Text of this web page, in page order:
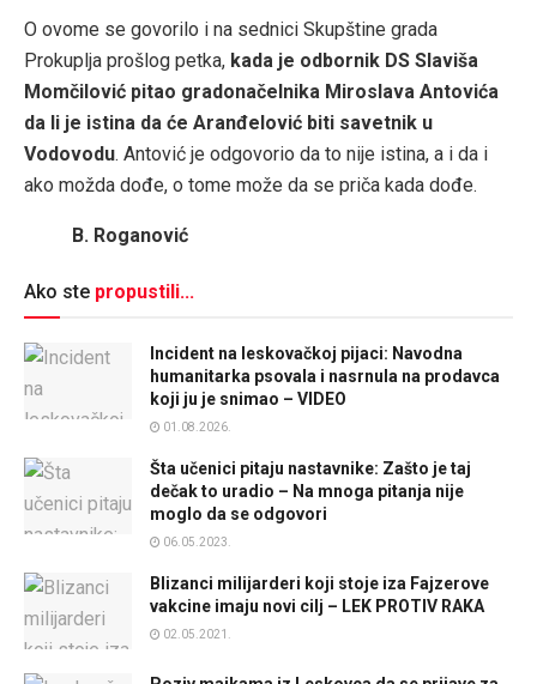
O ovome se govorilo i na sednici Skupštine grada
Prokuplja prošlog petka, kada je odbornik DS Slaviša
Momčilović pitao gradonačelnika Miroslava Antovića
da li je istina da će Aranđelović biti savetnik u
Vodovodu. Antović je odgovorio da to nije istina, a i da i
ako možda dođe, o tome može da se priča kada dođe.
B. Roganović
Ako ste propustili...
Incident na leskovačkoj pijaci: Navodna
humanitarka psovala i nasrnula na prodavca
koji ju je snimao – VIDEO
01.08.2026.
Šta učenici pitaju nastavnike: Zašto je taj
dečak to uradio – Na mnoga pitanja nije
moglo da se odgovori
06.05.2023.
Blizanci milijarderi koji stoje iza Fajzerove
vakcine imaju novi cilj – LEK PROTIV RAKA
02.05.2021.